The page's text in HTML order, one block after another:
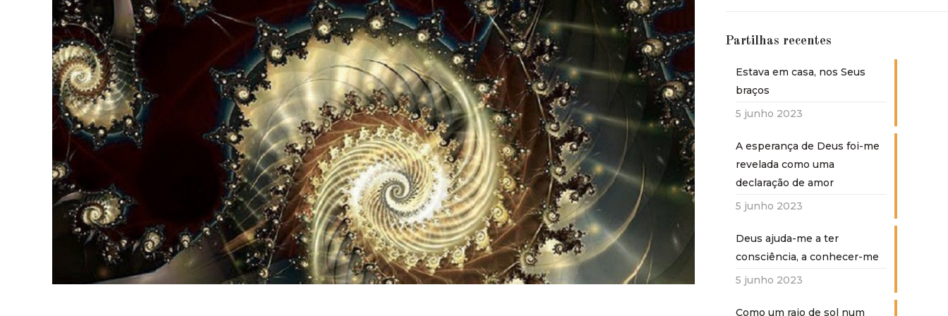
Partilhas recentes
Estava em casa, nos Seus
braços
5 junho 2023
A esperança de Deus foi-me
revelada como uma
declaração de amor
5 junho 2023
Deus ajuda-me a ter
consciência, a conhecer-me
5 junho 2023
Como um raio de sol num